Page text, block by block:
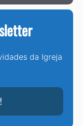
da Igreja